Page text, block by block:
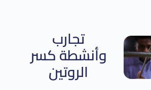
تجارب
وأنشطة كسر
الروتين